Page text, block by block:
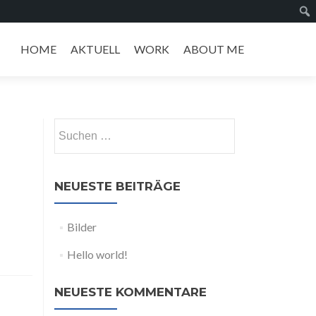
Inhalt
HOME AKTUELL WORK ABOUT ME
nach:
NEUESTE BEITRÄGE
Bilder
Hello world!
NEUESTE KOMMENTARE